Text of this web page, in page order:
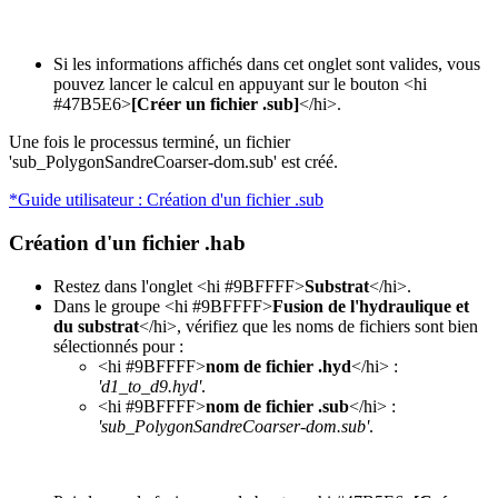
Si les informations affichés dans cet onglet sont valides, vous
pouvez lancer le calcul en appuyant sur le bouton <hi
#47B5E6>[Créer un fichier .sub]</hi>.
Une fois le processus terminé, un fichier
'sub_PolygonSandreCoarser-dom.sub' est créé.
*Guide utilisateur : Création d'un fichier .sub
Création d'un fichier .hab
Restez dans l'onglet <hi #9BFFFF>Substrat</hi>.
Dans le groupe <hi #9BFFFF>Fusion de l'hydraulique et
du substrat</hi>, vérifiez que les noms de fichiers sont bien
sélectionnés pour :
<hi #9BFFFF>nom de fichier .hyd</hi> :
'd1_to_d9.hyd'.
<hi #9BFFFF>nom de fichier .sub</hi> :
'sub_PolygonSandreCoarser-dom.sub'.